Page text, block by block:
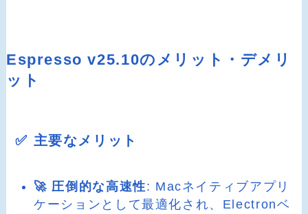
Espresso v25.10のメリット・デメリ
ット
✅ 主要なメリット
🚀 圧倒的な高速性: Macネイティブアプリ
ケーションとして最適化され、Electronベ